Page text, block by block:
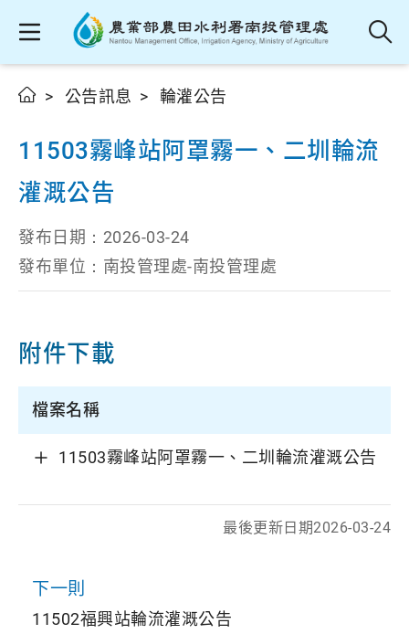
公告訊息 輪灌公告
11503霧峰站阿罩霧一、二圳輪流
灌溉公告
發布日期： 2026-03-24
發布單位： 南投管理處-南投管理處
附件下載
檔案名稱
11503霧峰站阿罩霧一、二圳輪流灌溉公告
最後更新日期2026-03-24
下一則
11502福興站輪流灌溉公告